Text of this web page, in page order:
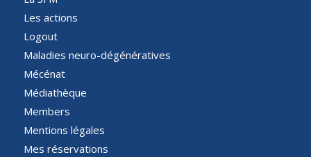
Les actions
Logout
Maladies neuro-dégénératives
Mécénat
Médiathèque
Members
Mentions légales
Mes réservations